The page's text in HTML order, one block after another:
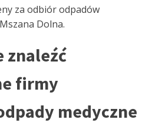
za odbiór odpadów
Dolna.
znaleźć
firmy
medyczne